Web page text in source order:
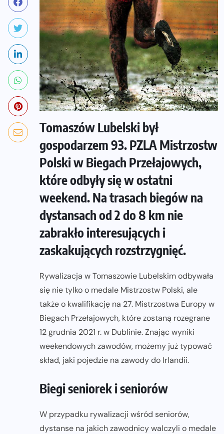
Tomaszów Lubelski był
gospodarzem 93. PZLA Mistrzostw
Polski w Biegach Przełajowych,
które odbyły się w ostatni
weekend. Na trasach biegów na
dystansach od 2 do 8 km nie
zabrakło interesujących i
zaskakujących rozstrzygnięć.
Rywalizacja w Tomaszowie Lubelskim odbywała
się nie tylko o medale Mistrzostw Polski, ale
także o kwalifikację na 27. Mistrzostwa Europy w
Biegach Przełajowych, które zostaną rozegrane
12 grudnia 2021 r. w Dublinie. Znając wyniki
weekendowych zawodów, możemy już typować
skład, jaki pojedzie na zawody do Irlandii.
Biegi seniorek i seniorów
W przypadku rywalizacji wśród seniorów,
dystanse na jakich zawodnicy walczyli o medale